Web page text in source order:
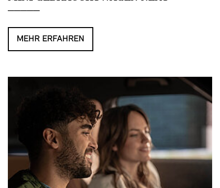
MEHR ERFAHREN